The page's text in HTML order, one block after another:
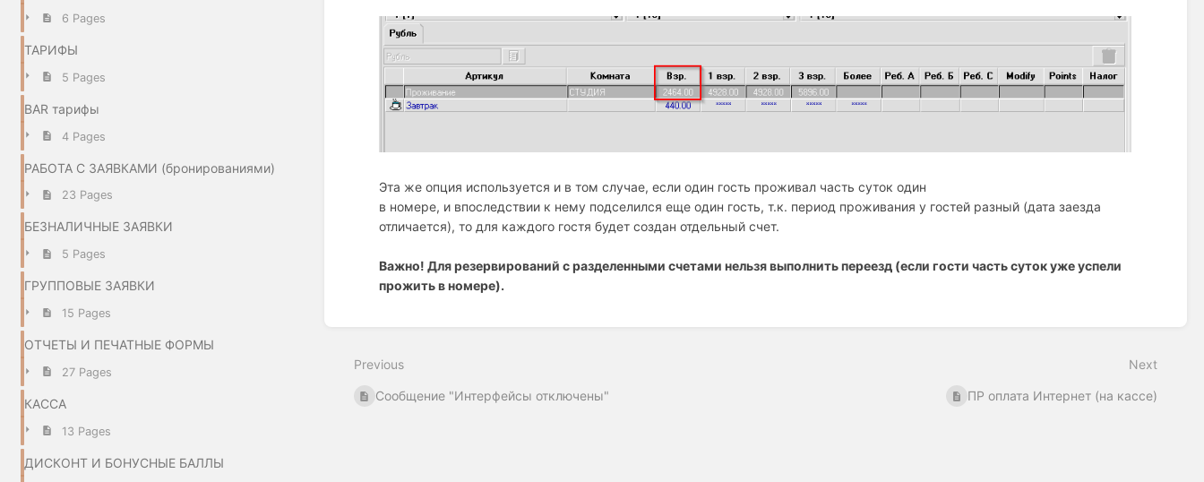
6 Pages
ТАРИФЫ
5 Pages
BAR тарифы
4 Pages
РАБОТА С ЗАЯВКАМИ (бронированиями)
23 Pages
БЕЗНАЛИЧНЫЕ ЗАЯВКИ
5 Pages
ГРУППОВЫЕ ЗАЯВКИ
15 Pages
ОТЧЕТЫ И ПЕЧАТНЫЕ ФОРМЫ
27 Pages
КАССА
13 Pages
ДИСКОНТ И БОНУСНЫЕ БАЛЛЫ
Эта же опция используется и в том случае, если один гость проживал часть суток один
в номере, и впоследствии к нему подселился еще один гость, т.к. период проживания у гостей разный (дата заезда
отличается), то для каждого гостя будет создан отдельный счет.
Важно! Для резервирований с разделенными счетами нельзя выполнить переезд (если гости часть суток уже успели
прожить в номере).
mode
Previous
Сообщение "Интерфейсы отключены"
Next
ПР оплата Интернет (на кассе)